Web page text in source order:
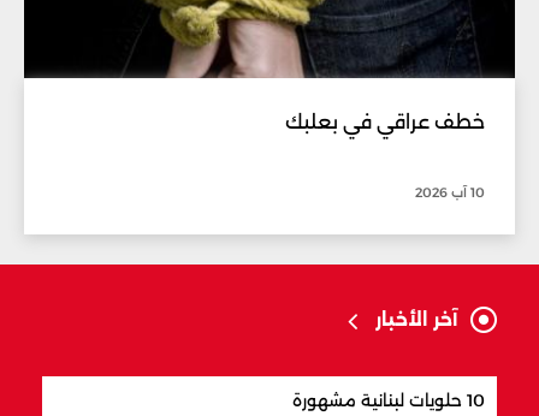
خطف عراقي في بعلبك
10 آب 2026
آخر الأخبار
10 حلويات لبنانية مشهورة